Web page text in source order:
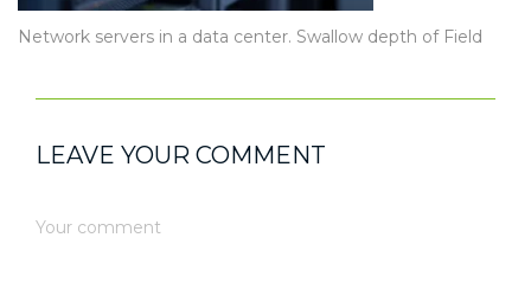
Network servers in a data center. Swallow depth of Field
LEAVE YOUR COMMENT